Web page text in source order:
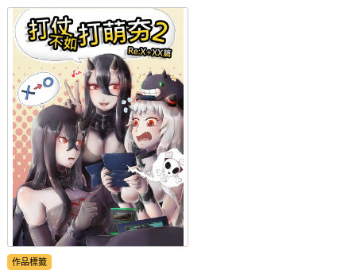
會員中心
註冊會員
登入
作品標籤